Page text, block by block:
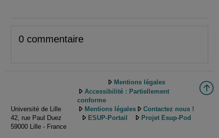
0 commentaire
Université de Lille
42, rue Paul Duez
59000 Lille - France
Mentions légales
Accessibilité : Partiellement
conforme
Mentions légales
Contactez nous !
ESUP-Portail
Projet Esup-Pod